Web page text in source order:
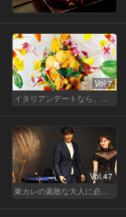
Vol.7
イタリアンデートなら、東京屈指の美味しい人気店へ
Vol.47
東カレの素敵な大人に必要なこと